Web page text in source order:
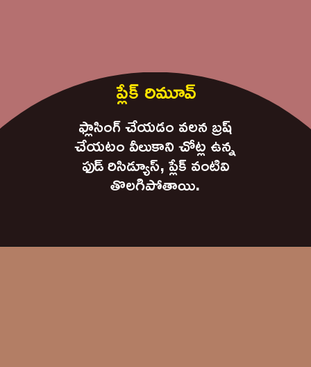
ప్లేక్ రిమూవ్
ఫ్లాసింగ్ చేయడం వలన బ్రష్
చేయటం వీలుకాని చోట్ల ఉన్న
ఫుడ్ రిసిడ్యూస్, ప్లేక్ వంటివి
తొలగిపోతాయి.